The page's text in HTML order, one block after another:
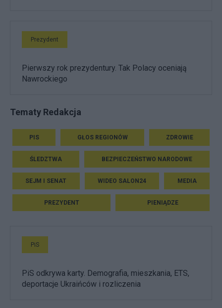
Prezydent
Pierwszy rok prezydentury. Tak Polacy oceniają
Nawrockiego
Tematy Redakcja
PIS GŁOS REGIONÓW ZDROWIE
ŚLEDZTWA BEZPIECZEŃSTWO NARODOWE
SEJM I SENAT WIDEO SALON24 MEDIA
PREZYDENT PIENIĄDZE
PiS
PiS odkrywa karty. Demografia, mieszkania, ETS,
deportacje Ukraińców i rozliczenia